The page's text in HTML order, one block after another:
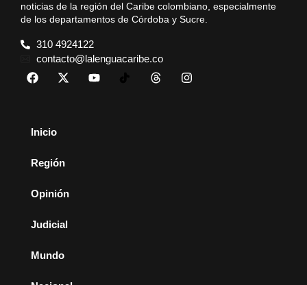
noticias de la región del Caribe colombiano, especialmente
de los departamentos de Córdoba y Sucre.
310 4924122
contacto@lalenguacaribe.co
Inicio
Región
Opinión
Judicial
Mundo